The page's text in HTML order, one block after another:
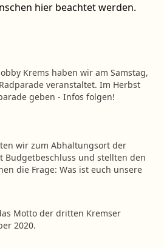
hier beachtet werden.
Krems haben wir am Samstag,
veranstaltet. Im Herbst
geben - Infos folgen!
wir zum Abhaltungsort der
Budgetbeschluss und stellten den
die Frage: Was ist euch unsere
Motto der dritten Kremser
2020.